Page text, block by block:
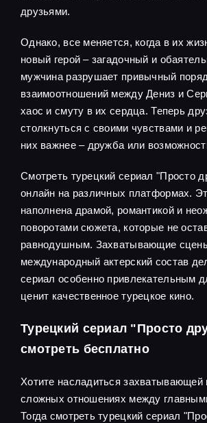
друзьями.
Однако, все меняется, когда в их
новый герой – загадочный и
мужчина разрушает привычный
взаимоотношений между Дениз и
хаос и смуту в их сердца. Теперь
столкнуться с своими чувствами и
них важнее – дружба или
Смотреть турецкий сериал "Просто
онлайн на различных платформах.
наполнена драмой, романтикой и
поворотами сюжета, которые не
равнодушным. Захватывающие
международный актерский состав
сериал особенно привлекательным
ценит качественное турецкое кино.
Турецкий сериал "Просто
смотреть бесплатно
Хотите насладиться захватывающей
сложных отношениях между
Тогда смотреть турецкий сериал